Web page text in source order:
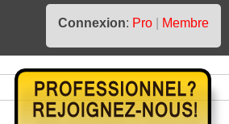
Connexion: Pro
Membre